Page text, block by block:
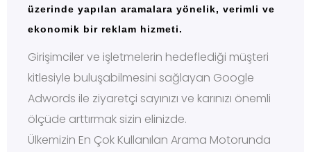
üzerinde yapılan aramalara yönelik, verimli ve
ekonomik bir reklam hizmeti.
Girişimciler ve işletmelerin hedeflediği müşteri
kitlesiyle buluşabilmesini sağlayan Google
Adwords ile ziyaretçi sayınızı ve karınızı önemli
ölçüde arttırmak sizin elinizde.
Ülkemizin En Çok Kullanılan Arama Motorunda